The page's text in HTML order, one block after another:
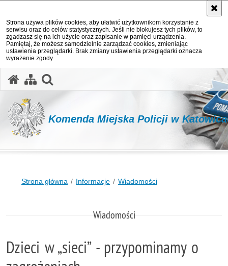
Strona używa plików cookies, aby ułatwić użytkownikom korzystanie z
serwisu oraz do celów statystycznych. Jeśli nie blokujesz tych plików, to
zgadzasz się na ich użycie oraz zapisanie w pamięci urządzenia.
Pamiętaj, że możesz samodzielnie zarządzać cookies, zmieniając
ustawienia przeglądarki. Brak zmiany ustawienia przeglądarki oznacza
wyrażenie zgody.
Komenda Miejska Policji w
Strona główna Informacje Wiadomości
Wiadomości
Dzieci w „sieci” - przypominamy o